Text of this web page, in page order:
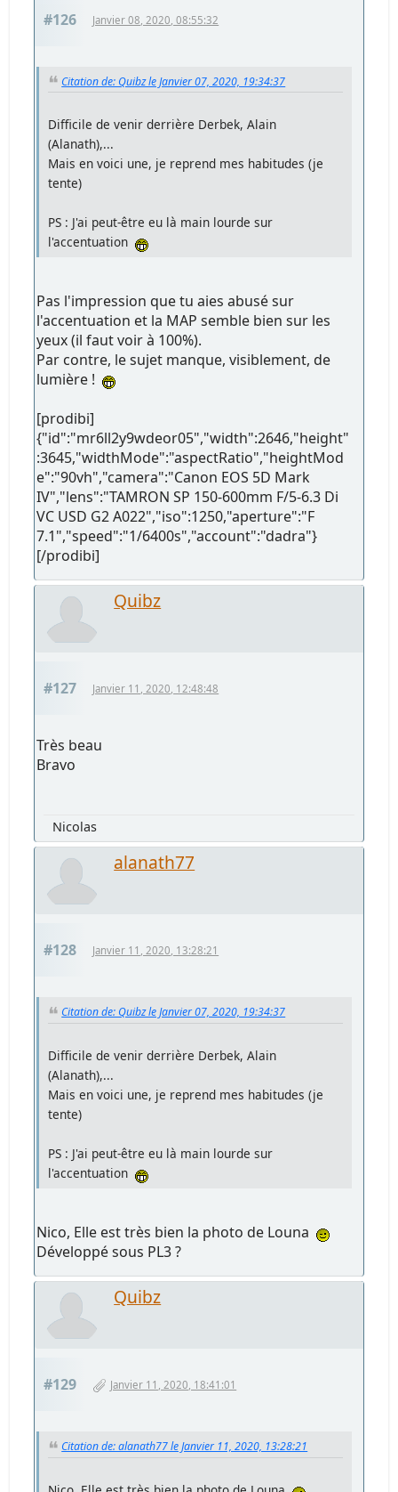
#126 Janvier 08, 2020, 08:55:32
Citation de: Quibz le Janvier 07, 2020, 19:34:37
Difficile de venir derrière Derbek, Alain
(Alanath),...
Mais en voici une, je reprend mes habitudes (je
tente)
PS : J'ai peut-être eu là main lourde sur
l'accentuation
Pas l'impression que tu aies abusé sur
l'accentuation et la MAP semble bien sur les
yeux (il faut voir à 100%).
Par contre, le sujet manque, visiblement, de
lumière !
[prodibi]
{"id":"mr6ll2y9wdeor05","width":2646,"height"
:3645,"widthMode":"aspectRatio","heightMod
e":"90vh","camera":"Canon EOS 5D Mark
IV","lens":"TAMRON SP 150-600mm F/5-6.3 Di
VC USD G2 A022","iso":1250,"aperture":"F
7.1","speed":"1/6400s","account":"dadra"}
[/prodibi]
Quibz
#127 Janvier 11, 2020, 12:48:48
Très beau
Bravo
Nicolas
alanath77
#128 Janvier 11, 2020, 13:28:21
Citation de: Quibz le Janvier 07, 2020, 19:34:37
Difficile de venir derrière Derbek, Alain
(Alanath),...
Mais en voici une, je reprend mes habitudes (je
tente)
PS : J'ai peut-être eu là main lourde sur
l'accentuation
Nico, Elle est très bien la photo de Louna
Développé sous PL3 ?
Quibz
#129 Janvier 11, 2020, 18:41:01
Citation de: alanath77 le Janvier 11, 2020, 13:28:21